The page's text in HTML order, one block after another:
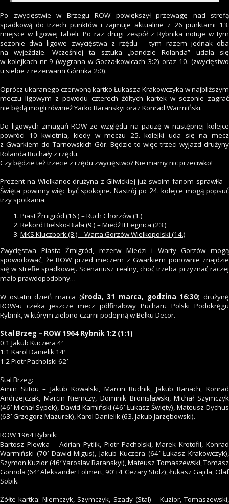
Po zwycięstwie w Brzegu ROW powiększył przewagę nad strefą
spadkową do trzech punktów i zajmuje aktualnie z 26 punktami 13.
miejsce w ligowej tabeli. Po raz drugi zespół z Rybnika notuje w tym
sezonie dwa ligowe zwycięstwa z rzędu – tym razem jednak oba
na wyjeździe. Wcześniej ta sztuka „bandzie Rolanda” udała się
w kolejkach nr 9 (wygrana w Goczałkowicach 3:2) oraz 10. (zwycięstwo
u siebie z rezerwami Górnika 2:0).
Oprócz ukaranego czerwoną kartko Łukasza Krakowczyka w najbliższym
meczu ligowym z powodu czterech żółtych kartek w sezonie zagrać
nie będą mogli również Yarko Baranskyi oraz Konrad Warmiński.
Do ligowych zmagań ROW ze względu na pauzę w następnej kolejce
powróci 10 kwietnia, kiedy w meczu 25. kolejki uda się na mecz
z Gwarkiem do Tarnowskich Gór. Będzie to więc trzeci wyjazd drużyny
Rolanda Buchały z rzędu.
Czy będzie też trzecie z rzędu zwycięstwo? Nie mamy nic przeciwko!
Prezent na Wielkanoc drużyna z Gliwickiej już swoim fanom sprawiła –
Święta powinny więc być spokojne. Nastrój po 24. kolejce mogą popsuć
trzy spotkania.
Piast Żmigród (16.) – Ruch Chorzów (1.)
Rekord Bielsko-Biała (9.) – Miedź II Legnica (23.)
MKS Kluczbork (8.) – Warta Gorzów Wielkopolski (14.)
Zwycięstwa Piasta Żmigród, rezerw Miedzi i Warty Gorzów mogą
spowodować, że ROW przed meczem z Gwarkiem ponownie znajdzie
się w strefie spadkowej. Scenariusz realny, choć trzeba przyznać raczej
mało prawdopodobny…
W ostatni dzień marca (środa, 31 marca, godzina 16:30) drużynę
ROW-u czeka jeszcze mecz półfinałowy Pucharu Polski Podokręgu
Rybnik, w którym zielono-czarni podejmą w Bełku Decor.
Stal Brzeg – ROW 1964 Rybnik 1:2 (1:1)
0:1 Jakub Kuczera 4′
1:1 Karol Danielik 14′
1:2 Piotr Pacholski 62′
Stal Brzeg:
Amin Stitou – Jakub Kowalski, Marcin Budnik, Jakub Banach, Konrad
Andrzejczak, Marcin Niemczy, Dominik Bronisławski, Michał Szymczyk
(46′ Michał Sypek), Dawid Kamiński (46′ Łukasz Święty), Mateusz Dychus
(63′ Grzegorz Mazurek), Karol Danielik (63. Jakub Jarzębowski).
ROW 1964 Rybnik:
Bartosz Plewka – Adrian Pytlik, Piotr Pacholski, Marek Krotofil, Konrad
Warmiński (70′ Dawid Migus), Jakub Kuczera (64′ Łukasz Krakowczyk),
Szymon Kuzior (46′ Yaroslav Baranskyi), Mateusz Tomaszewski, Tomasz
Gomola (64′ Aleksander Folmert, 90’+4 Cezary Stolz), Łukasz Gajda, Olaf
Sobik.
Żółte kartka: Niemczyk, Szymczyk, Szady (Stal) – Kuzior, Tomaszewski,